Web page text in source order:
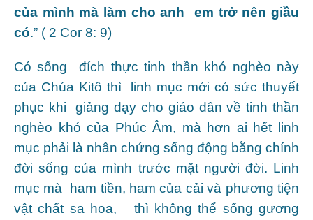
của mình mà làm cho anh em trở nên giầu
có.” ( 2 Cor 8: 9)
Có sống đích thực tinh thần khó nghèo này
của Chúa Kitô thì linh mục mới có sức thuyết
phục khi giảng dạy cho giáo dân về tinh thần
nghèo khó của Phúc Âm, mà hơn ai hết linh
mục phải là nhân chứng sống động bằng chính
đời sống của mình trước mặt người đời. Linh
mục mà ham tiền, ham của cải và phương tiện
vật chất sa hoa, thì không thể sống gương